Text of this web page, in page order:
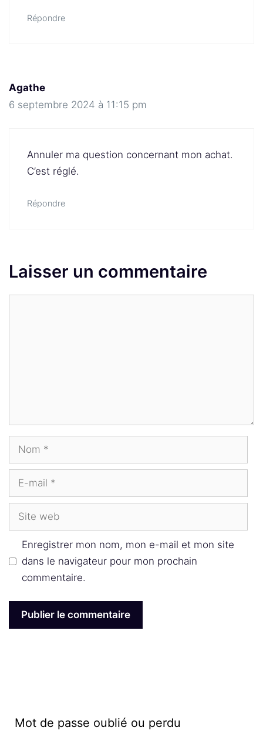
Répondre
Agathe
6 septembre 2024 à 11:15 pm
Annuler ma question concernant mon achat.
C’est réglé.
Répondre
Laisser un commentaire
Nom
mail
Site
web
Enregistrer mon nom, mon e-mail et mon site
dans le navigateur pour mon prochain
commentaire.
Mot de passe oublié ou perdu